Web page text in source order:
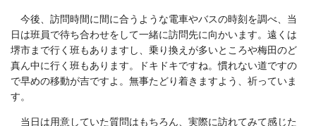
今後、訪問時間に間に合うような電車やバスの時刻を調べ、当
日は班員で待ち合わせをして一緒に訪問先に向かいます。遠くは
堺市まで行く班もありますし、乗り換えが多いところや梅田のど
真ん中に行く班もあります。ドキドキですね。慣れない道ですの
で早めの移動が吉ですよ。無事たどり着きますよう、祈っていま
す。
当日は用意していた質問はもちろん、実際に訪れてみて感じた